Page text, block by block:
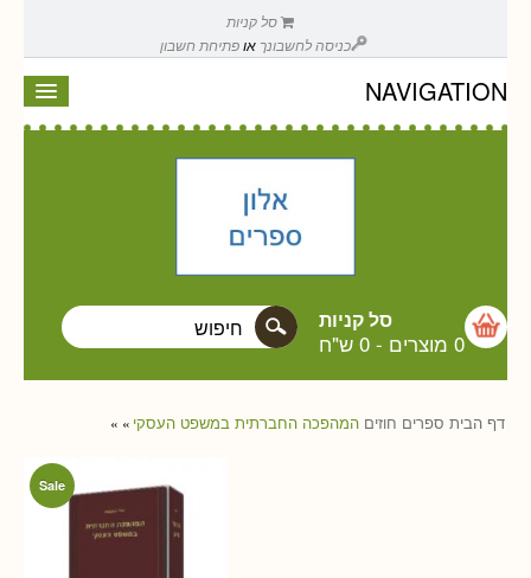
סל קניות
כניסה לחשבונך אופתיחת חשבון
NAVIGATION
סל קניות
0 מוצרים - 0 ש"ח
דף הבית » ספרים חוזים » המהפכה החברתית במשפט העסקי
Sale